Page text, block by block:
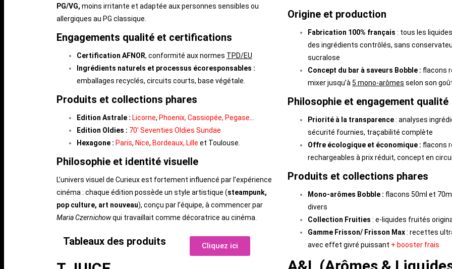
PG/VG, moins irritante et adaptée aux personnes sensibles ou
allergiques au PG classique.
Engagements qualité et certifications
Certification AFNOR, conformité aux normes TPD/EU
Ingrédients naturels et processus écoresponsables :
emballages recyclés, circuits courts, base végétale.
Produits et collections phares
Edition Astrale : Licorne, Phoenix, Cassiopée, Pegase
Edition Oldies : 70′ Seventies Oldies Sundae
Hexagone : Paris, Nice, Bordeaux, Lille et Toulouse.
Philosophie et identité visuelle
L’univers visuel de Curieux est fortement influencé par l’expérience
cinéma : chaque édition possède un style artistique (steampunk,
pop culture, art nouveau), conçu par l’équipe, à commencer par
Maria Czernichowqui travaillait comme décoratrice au cinéma.
Tableaux des produits Cliquez ici
Origine et production
Fabrication 100% français : tous les
des ingrédients contrôlés, sans
sucralose
Concept du bar à saveurs Bobble : flacons
mixer jusqu’à5 mono-arômes selon son
Philosophie et engagement qualité
Priorité à la transparence: analyses
sécurité fournies, traçabilité complète
Offre écologique et économique : flacons
rechargeables à prix réduit, concept en
Produits et collections phares
Mono-arômes Bobble : flacons 50ml et
divers
Collection Fruities : e-liquides fruités
Gamme Frisson/ Frisson Max: recettes
avec effet givré puissant + booster frais